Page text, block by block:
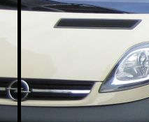
Taxi-Sprendlingen